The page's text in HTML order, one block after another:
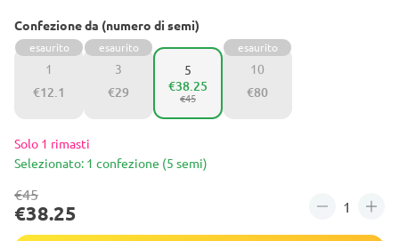
Confezione da (numero di semi)
1
esaurito
€12.1
3
esaurito
€29
5
€45
€38.25
10
esaurito
€80
Solo 1 rimasti
Selezionato: 1 confezione (5 semi)
€45
€38.25